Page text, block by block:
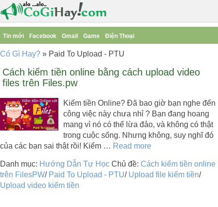
Tin mới Facebook Gmail Game Điện Thoại
Có Gì Hay? » Paid To Upload - PTU
Cách kiếm tiền online bằng cách upload video
files trên Files.pw
Kiếm tiền Online? Đã bao giờ bạn nghe đến
công việc này chưa nhỉ ? Bạn đang hoang
mang vì nó có thể lừa đảo, và không có thật
trong cuộc sống. Nhưng không, suy nghĩ đó
của các bạn sai thật rồi! Kiếm … Read more
Danh mục: Hướng Dẫn Tự Học Chủ đề: Cách kiếm tiền online
trên FilesPW/ Paid To Upload - PTU/ Upload file kiếm tiền/
Upload video kiếm tiền